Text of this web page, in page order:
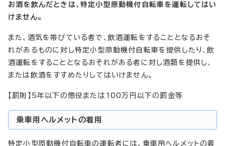
お酒を飲んだときは、特定小型原動機付自転車を運転してはい
けません。
また、酒気を帯びている者で、飲酒運転をすることとなるおそ
れがあるものに対し特定小型原動機付自転車を提供したり、飲
酒運転をすることとなるおそれがある者に対し酒類を提供し、
または飲酒をすすめたりしてはいけません。
【罰則】5年以下の懲役または100万円以下の罰金等
乗車用ヘルメットの着用
特定小型原動機付自転車の運転者には、乗車用ヘルメットの着